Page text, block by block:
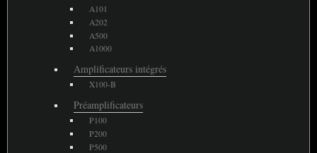
A101
A202
A500
A1000
Amplificateurs intégrés
X100-B
Préamplificateurs
P100
P200
P500